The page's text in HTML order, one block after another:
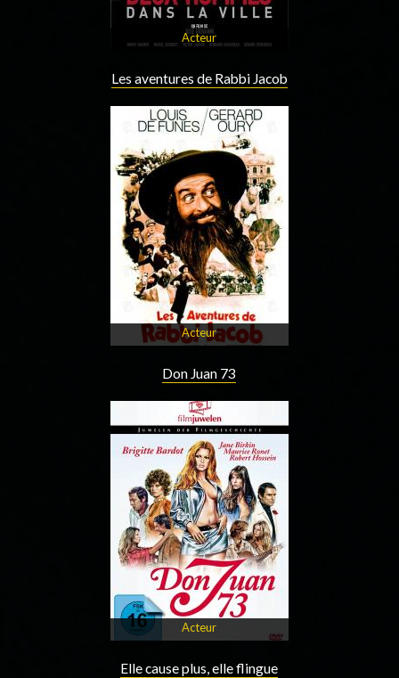
Acteur
Les aventures de Rabbi Jacob
Acteur
Don Juan 73
Acteur
Elle cause plus, elle flingue